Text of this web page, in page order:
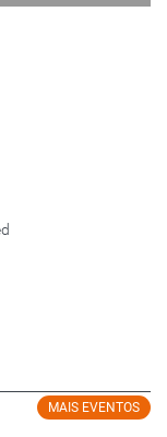
MAIS EVENTOS